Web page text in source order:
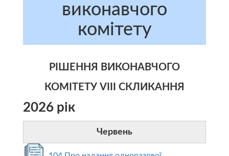
виконавчого
комітету
РІШЕННЯ ВИКОНАВЧОГО
КОМІТЕТУ VIII СКЛИКАННЯ
2026 рік
Червень